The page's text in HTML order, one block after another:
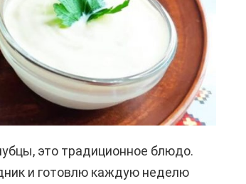
это традиционное блюдо.
и готовлю каждую неделю